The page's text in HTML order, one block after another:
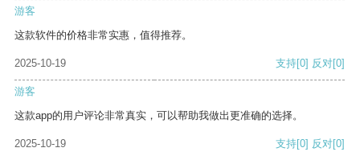
游客
这款软件的价格非常实惠，值得推荐。
2025-10-19 支持[0] 反对[0]
游客
这款app的用户评论非常真实，可以帮助我做出更准确的选择。
2025-10-19 支持[0] 反对[0]